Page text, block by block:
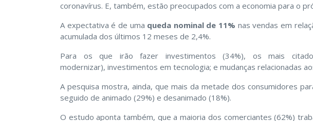
coronavírus. E, também, estão preocupados com a economia para o
A expectativa é de uma queda nominal de 11% nas vendas em
acumulada dos últimos 12 meses de 2,4%.​
Para os que irão fazer investimentos (34%), os mais
modernizar), investimentos em tecnologia; e mudanças relacionadas
A pesquisa mostra, ainda, que mais da metade dos consumidores
seguido de animado (29%) e desanimado (18%).
O estudo aponta também, que a maioria dos comerciantes (62%)